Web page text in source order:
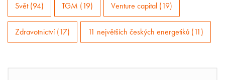
Svět (94) TGM (19) Venture capital (19)
Zdravotnictví (17) 11 největších českých energetiků (11)